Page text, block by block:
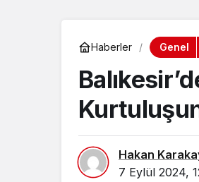
Haberler Genel
Hakan
7 Eylül 2024,